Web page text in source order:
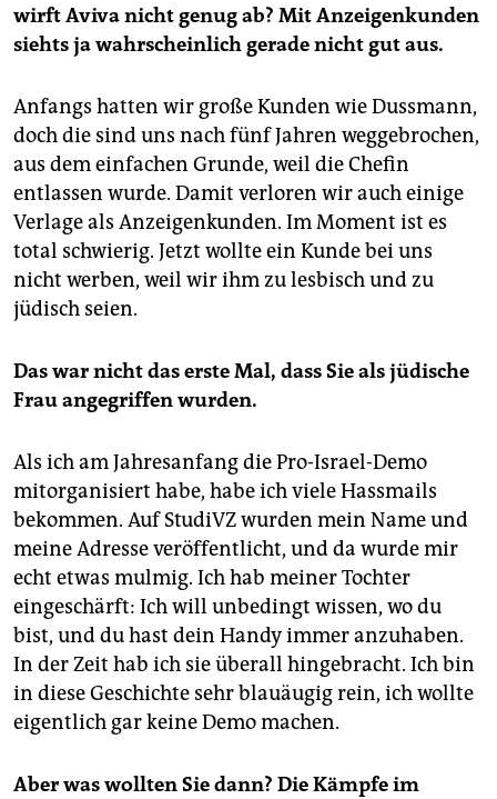
wirft Aviva nicht genug ab? Mit Anzeigenkunden
siehts ja wahrscheinlich gerade nicht gut aus.
Anfangs hatten wir große Kunden wie Dussmann,
doch die sind uns nach fünf Jahren weggebrochen,
aus dem einfachen Grunde, weil die Chefin
entlassen wurde. Damit verloren wir auch einige
Verlage als Anzeigenkunden. Im Moment ist es
total schwierig. Jetzt wollte ein Kunde bei uns
nicht werben, weil wir ihm zu lesbisch und zu
jüdisch seien.
Das war nicht das erste Mal, dass Sie als jüdische
Frau angegriffen wurden.
Als ich am Jahresanfang die Pro-Israel-Demo
mitorganisiert habe, habe ich viele Hassmails
bekommen. Auf StudiVZ wurden mein Name und
meine Adresse veröffentlicht, und da wurde mir
echt etwas mulmig. Ich hab meiner Tochter
eingeschärft: Ich will unbedingt wissen, wo du
bist, und du hast dein Handy immer anzuhaben.
In der Zeit hab ich sie überall hingebracht. Ich bin
in diese Geschichte sehr blauäugig rein, ich wollte
eigentlich gar keine Demo machen.
Aber was wollten Sie dann? Die Kämpfe im